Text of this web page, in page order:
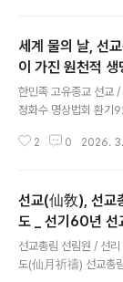
성의 숲 명상’ 으로 신
선교 종단 ‘재단법인
(仙林院)’은 2026년
아 선교 절기법회 “입
(仙道)’의 대중화를 위
세계 물의 날, 선
이 가진 원천적
법회 집전
한민족 고유종교 선교
정화수 명상법회 환
시정원주 주재로 “춘분
고유종교(韓民族固有
교총림 선림원(仙敎
의 날(World Water
천제(守護天祭), 산천
원 설립자 시정원주(
2 0 2026.
선교(仙敎), 선교
도 _ 선기60년 선
(禪靜)
선교총림 선림원 / 선
도(仙月祈禱) 선교총